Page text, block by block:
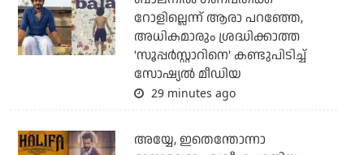
റോളില്ലെന്ന് ആരാ പറഞ്ഞേ,
അധികമാരും ശ്രദ്ധിക്കാത്ത
'സൂപ്പര്‍സ്റ്റാറിനെ' കണ്ടുപിടിച്ച്
സോഷ്യല്‍ മീഡിയ
29 minutes ago
അയ്യേ, ഇതെന്തോന്നാ